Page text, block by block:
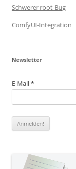
Schwerer root-Bug
ComfyUI-Integration
Newsletter
E-Mail*